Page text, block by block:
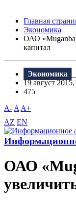
Главная
Экономика
ОАО
капитал
Экономика
19 август
475
A- A A+
AZ EN
ОАО